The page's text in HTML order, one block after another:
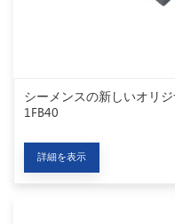
シーメンスの新しいオリ
1FB40
詳細を表示